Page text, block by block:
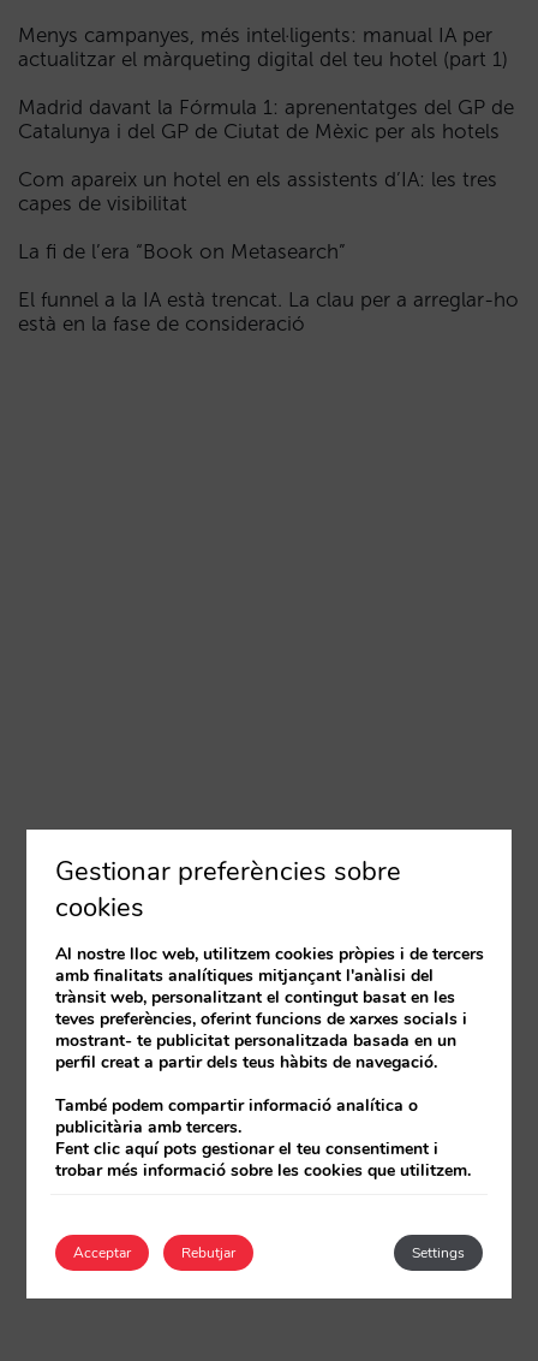
Menys campanyes, més intel·ligents: manual IA per
actualitzar el màrqueting digital del teu hotel (part 1)
Madrid davant la Fórmula 1: aprenentatges del GP de
Catalunya i del GP de Ciutat de Mèxic per als hotels
Com apareix un hotel en els assistents d’IA: les tres
capes de visibilitat
La fi de l’era “Book on Metasearch”
El funnel a la IA està trencat. La clau per a arreglar-ho
està en la fase de consideració
Gestionar preferències sobre
cookies
Al nostre lloc web, utilitzem cookies pròpies i de tercers
amb finalitats analítiques mitjançant l'anàlisi del
trànsit web, personalitzant el contingut basat en les
teves preferències, oferint funcions de xarxes socials i
mostrant- te publicitat personalitzada basada en un
perfil creat a partir dels teus hàbits de navegació.
També podem compartir informació analítica o
publicitària amb tercers.
Fent clic aquí pots gestionar el teu consentiment i
trobar més informació sobre les cookies que utilitzem.
Acceptar Settings
Rebutjar